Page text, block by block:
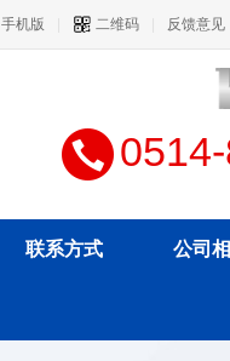
手机版 二维码 反馈意见
联系方式 公司